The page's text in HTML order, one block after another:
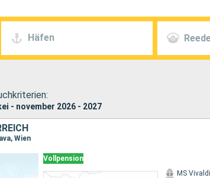
Häfen
- november 2026 - 2027
Wien
Vollpension
MS Vivaldi